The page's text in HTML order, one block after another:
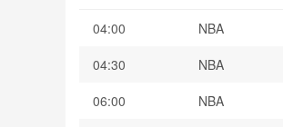
04:00 NBA
04:30
NBA
06:00
NBA